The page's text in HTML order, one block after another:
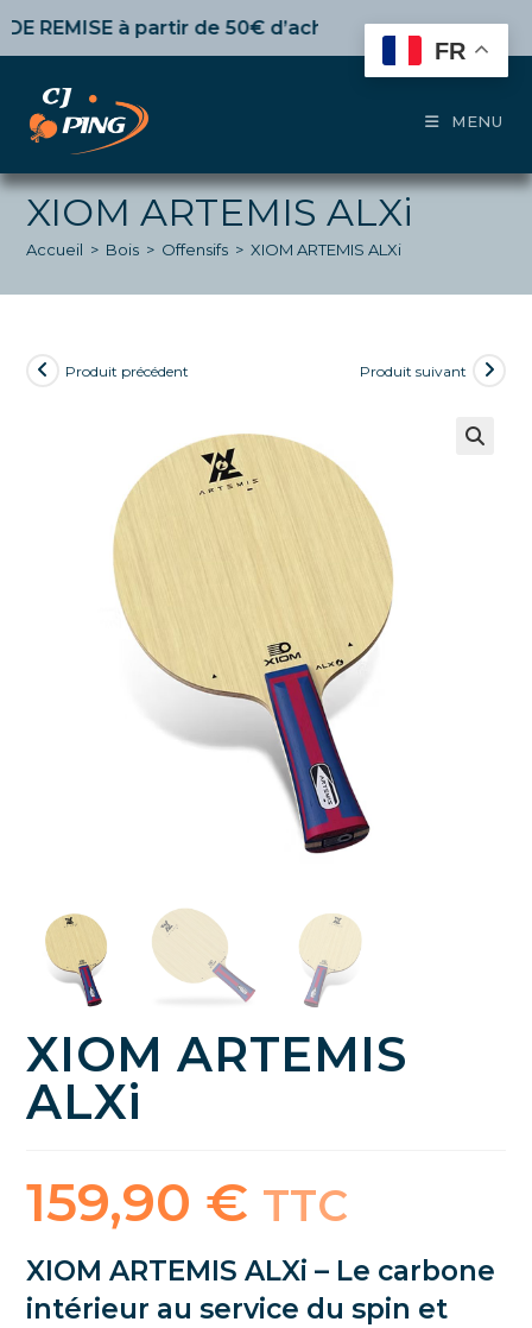
à partir de 50€ d’achat,10% dès 100€,15%pour
MENU
XIOM ARTEMIS ALXi
Accueil > Bois > Offensifs > XIOM ARTEMIS ALXi
Produit précédent Produit suivant
XIOM ARTEMIS
ALXi
159,90 € TTC
XIOM ARTEMIS ALXi – Le carbone
intérieur au service du spin et
FR